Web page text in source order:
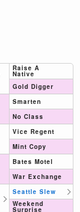
Raise A
Native
Gold Digger
Smarten
No Class
Vice Regent
Mint Copy
Bates Motel
War Exchange
Seattle Slew
Weekend
Surprise